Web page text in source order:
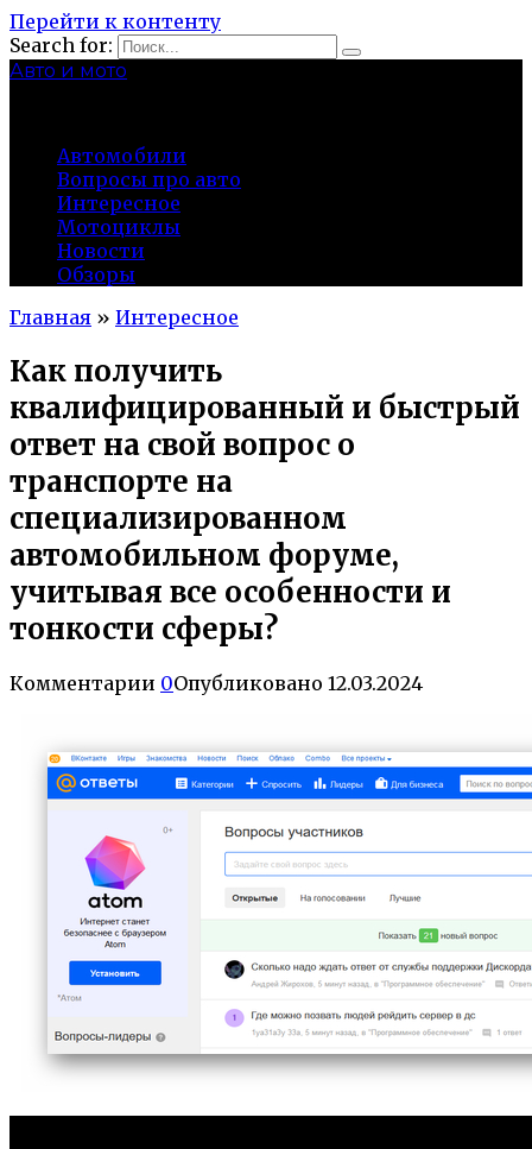
Перейти к контенту
Search for:
Авто и мото
Автомобили
Вопросы про авто
Интересное
Мотоциклы
Новости
Обзоры
Главная » Интересное
Как получить
квалифицированный и быстрый
ответ на свой вопрос о
транспорте на
специализированном
автомобильном форуме,
учитывая все особенности и
тонкости сферы?
Комментарии 0Опубликовано 12.03.2024